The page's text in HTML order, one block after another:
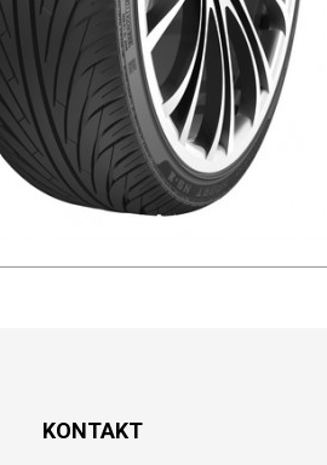
KONTAKT